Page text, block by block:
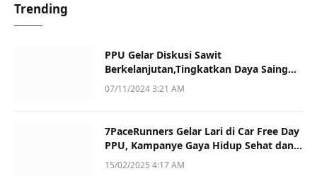
Trending
PPU Gelar Diskusi Sawit
Berkelanjutan,Tingkatkan Daya Saing
dan Kualitas
07/11/2024 3:21 AM
7PaceRunners Gelar Lari di Car Free Day
PPU, Kampanye Gaya Hidup Sehat dan
Dukung UMKM
15/02/2025 4:17 AM